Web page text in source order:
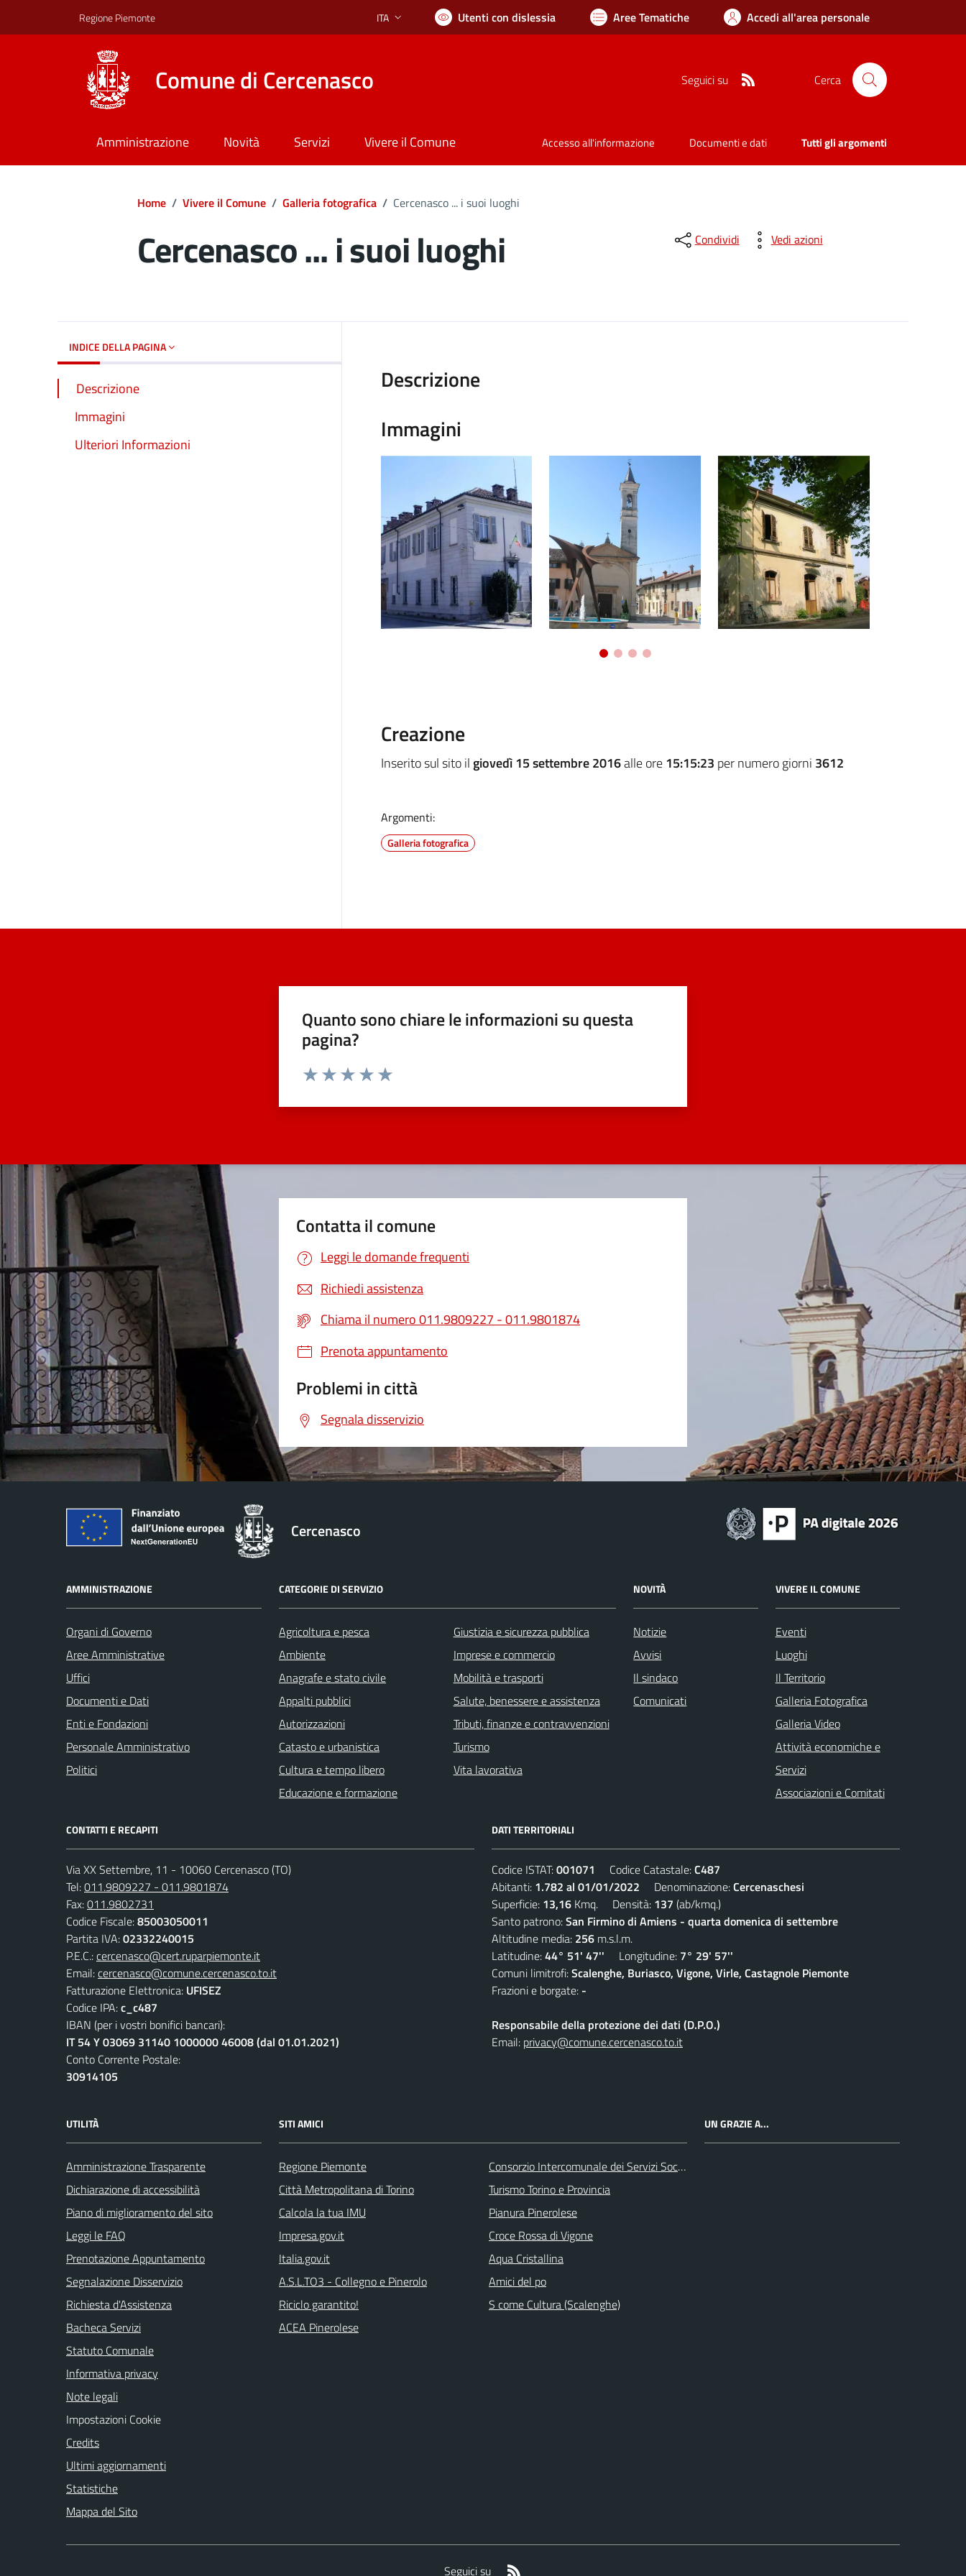
Regione Piemonte Lingua attiva:
ITA Utenti con dislessia Aree Tematiche Accedi all'area personale
Comune di Cercenasco Seguici su Cerca
Amministrazione Novità Servizi Vivere il Comune Accesso all'informazione Documenti e dati Tutti gli argomenti
Home / Vivere il Comune / Galleria fotografica / Cercenasco ... i suoi luoghi
Cercenasco ... i suoi luoghi Condividi Vedi azioni
INDICE DELLA PAGINA
Descrizione
Immagini
Ulteriori Informazioni
Descrizione
Immagini
Creazione
Inserito sul sito il giovedì 15 settembre 2016alle ore15:15:23 per numero giorni 3612
Argomenti:
Galleria fotografica
Quanto sono chiare le informazioni su questa
pagina?
Valuta da 1 a 5 stelle la pagina
Contatta il comune
Leggi le domande frequenti
Richiedi assistenza
Chiama il numero 011.9809227 - 011.9801874
Prenota appuntamento
Problemi in città
Segnala disservizio
Cercenasco
AMMINISTRAZIONE
Organi di Governo
Aree Amministrative
Uffici
Documenti e Dati
Enti e Fondazioni
Personale Amministrativo
Politici
CATEGORIE DI SERVIZIO
Agricoltura e pesca
Ambiente
Anagrafe e stato civile
Appalti pubblici
Autorizzazioni
Catasto e urbanistica
Cultura e tempo libero
Educazione e formazione
Giustizia e sicurezza pubblica
Imprese e commercio
Mobilità e trasporti
Salute, benessere e assistenza
Tributi, finanze e contravvenzioni
Turismo
Vita lavorativa
NOVITÀ
Notizie
Avvisi
Il sindaco
Comunicati
VIVERE IL COMUNE
Eventi
Luoghi
Il Territorio
Galleria Fotografica
Galleria Video
Attività economiche e
Servizi
Associazioni e Comitati
CONTATTI E RECAPITI
Via XX Settembre, 11 - 10060 Cercenasco (TO)
Tel:011.9809227 - 011.9801874
Fax:011.9802731
Codice Fiscale:85003050011
Partita IVA:02332240015
P.E.C.:cercenasco@cert.ruparpiemonte.it
Email:cercenasco@comune.cercenasco.to.it
Fatturazione Elettronica: UFISEZ
Codice IPA:c_c487
IBAN (per i vostri bonifici bancari):
IT 54 Y 03069 31140 1000000 46008 (dal 01.01.2021)
Conto Corrente Postale:
30914105
DATI TERRITORIALI
Codice ISTAT:001071 Codice Catastale:C487
Abitanti: 1.782 al 01/01/2022 Denominazione:Cercenaschesi
Superficie: 13,16 Kmq. Densità: 137 (ab/kmq.)
Santo patrono:San Firmino di Amiens - quarta domenica di settembre
Altitudine media: 256 m.s.l.m.
Latitudine:44° 51' 47'' Longitudine: 7° 29' 57''
Comuni limitrofi:Scalenghe, Buriasco, Vigone, Virle, Castagnole Piemonte
Frazioni e borgate: -
Responsabile della protezione dei dati (D.P.O.)
Email: privacy@comune.cercenasco.to.it
UTILITÀ
Amministrazione Trasparente
Dichiarazione di accessibilità
Piano di miglioramento del sito
Leggi le FAQ
Prenotazione Appuntamento
Segnalazione Disservizio
Richiesta d'Assistenza
Bacheca Servizi
Statuto Comunale
Informativa privacy
Note legali
Impostazioni Cookie
Credits
Ultimi aggiornamenti
Statistiche
Mappa del Sito
SITI AMICI
Regione Piemonte
Città Metropolitana di Torino
Calcola la tua IMU
Impresa.gov.it
Italia.gov.it
A.S.L.TO3 - Collegno e Pinerolo
Riciclo garantito!
ACEA Pinerolese
Consorzio Intercomunale dei Servizi Sociali
Turismo Torino e Provincia
Pianura Pinerolese
Croce Rossa di Vigone
Aqua Cristallina
Amici del po
S come Cultura (Scalenghe)
UN GRAZIE A...
Seguici su